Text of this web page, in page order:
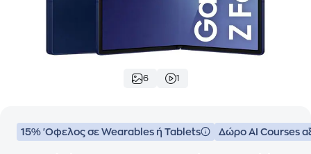
6 1
15% 'Οφελος σε Wearables ή Tablets Δώρο ΑΙ Courses